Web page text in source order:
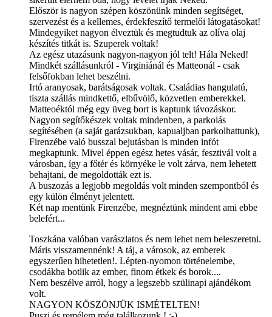
Először is nagyon szépen köszönünk minden segítséget,
szervezést és a kellemes, érdekfeszítő termelői látogatásokat!
Mindegyiket nagyon élveztük és megtudtuk az olíva olaj
készítés titkát is. Szuperek voltak!
Az egész utazásunk nagyon-nagyon jól telt! Hála Neked!
Mindkét szállásunkról - Virginiánál és Matteonál - csak
felsőfokban lehet beszélni.
Irtó aranyosak, barátságosak voltak. Családias hangulatú,
tiszta szállás mindkettő, elbűvölő, közvetlen emberekkel.
Matteoéktól még egy üveg bort is kaptunk távozáskor.
Nagyon segítőkészek voltak mindenben, a parkolás
segítésében (a saját garázsukban, kapualjban parkolhattunk),
Firenzébe való busszal bejutásban is minden infót
megkaptunk. Mivel éppen egész hetes vásár, fesztivál volt a
városban, így a főtér és környéke le volt zárva, nem lehetett
behajtani, de megoldották ezt is.
A buszozás a legjobb megoldás volt minden szempontból és
egy külön élményt jelentett.
Két nap mentünk Firenzébe, megnéztünk mindent ami ebbe
belefért...
Toszkána valóban varászlatos és nem lehet nem beleszeretni.
Máris visszamennénk! A táj, a városok, az emberek
egyszerűen hihetetlen!. Lépten-nyomon történelembe,
csodákba botlik az ember, finom étkek és borok....
Nem beszélve arról, hogy a legszebb szülinapi ajándékom
volt.
NAGYON KÖSZÖNJÜK ISMÉTELTEN!